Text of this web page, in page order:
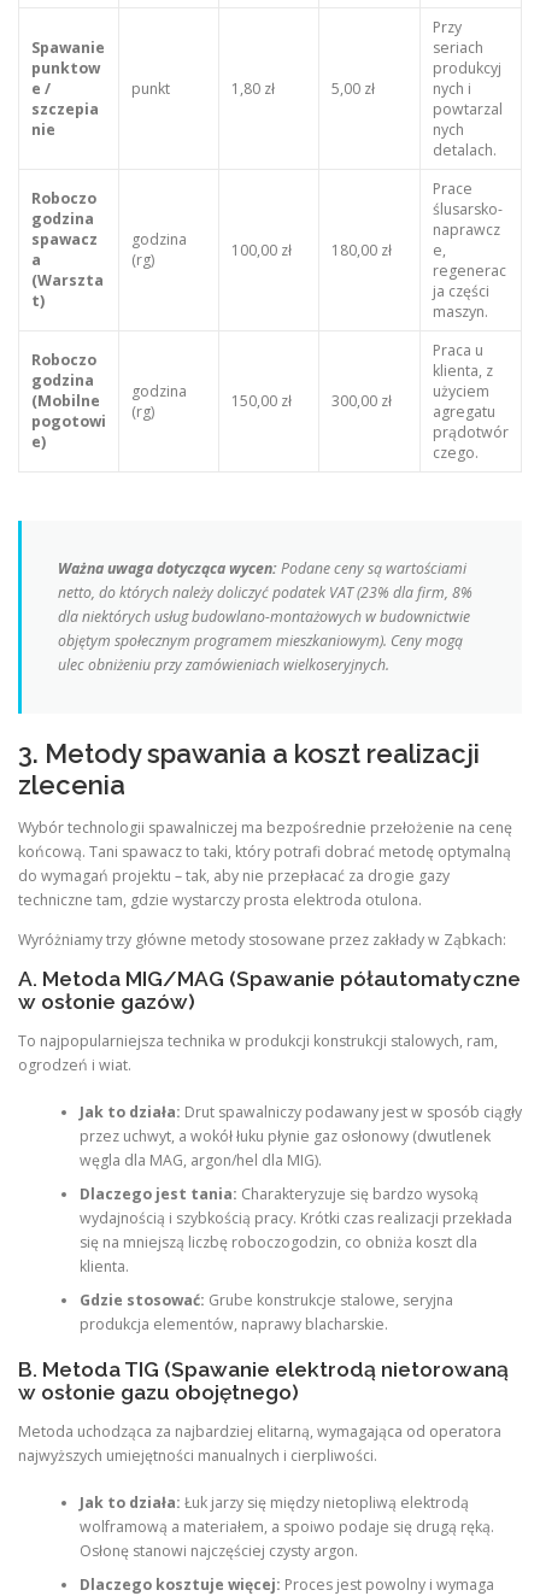
Spawanie
punktow
e /
szczepia
nie
punkt 1,80 zł 5,00 zł
Przy
seriach
produkcyj
nych i
powtarzal
nych
detalach.
Roboczo
godzina
spawacz
a
(Warszta
t)
godzina
(rg)
100,00 zł 180,00 zł
Prace
ślusarsko-
naprawcz
e,
regenerac
ja części
maszyn.
Roboczo
godzina
(Mobilne
pogotowi
e)
godzina
(rg)
150,00 zł 300,00 zł
Praca u
klienta, z
użyciem
agregatu
prądotwór
czego.
Ważna uwaga dotycząca wycen:Podane ceny są wartościami
netto, do których należy doliczyć podatek VAT (23% dla firm, 8%
dla niektórych usług budowlano-montażowych w budownictwie
objętym społecznym programem mieszkaniowym). Ceny mogą
ulec obniżeniu przy zamówieniach wielkoseryjnych.
3. Metody spawania a koszt realizacji
zlecenia
Wybór technologii spawalniczej ma bezpośrednie przełożenie na cenę
końcową. Tani spawacz to taki, który potrafi dobrać metodę optymalną
do wymagań projektu – tak, aby nie przepłacać za drogie gazy
techniczne tam, gdzie wystarczy prosta elektroda otulona.
Wyróżniamy trzy główne metody stosowane przez zakłady w Ząbkach:
A. Metoda MIG/MAG (Spawanie półautomatyczne
w osłonie gazów)
To najpopularniejsza technika w produkcji konstrukcji stalowych, ram,
ogrodzeń i wiat.
Jak to działa: Drut spawalniczy podawany jest w sposób ciągły
przez uchwyt, a wokół łuku płynie gaz osłonowy (dwutlenek
węgla dla MAG, argon/hel dla MIG).
Dlaczego jest tania: Charakteryzuje się bardzo wysoką
wydajnością i szybkością pracy. Krótki czas realizacji przekłada
się na mniejszą liczbę roboczogodzin, co obniża koszt dla
klienta.
Gdzie stosować: Grube konstrukcje stalowe, seryjna
produkcja elementów, naprawy blacharskie.
B. Metoda TIG (Spawanie elektrodą nietorowaną
w osłonie gazu obojętnego)
Metoda uchodząca za najbardziej elitarną, wymagająca od operatora
najwyższych umiejętności manualnych i cierpliwości.
Jak to działa: Łuk jarzy się między nietopliwą elektrodą
wolframową a materiałem, a spoiwo podaje się drugą ręką.
Osłonę stanowi najczęściej czysty argon.
Dlaczego kosztuje więcej: Proces jest powolny i wymaga